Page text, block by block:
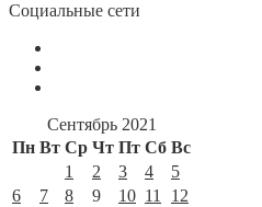
Социальные сети
Сентябрь 2021
Пн Вт Ср Чт Пт Сб Вс
1
2 3 4
5
6
7 8 9 10 11
12